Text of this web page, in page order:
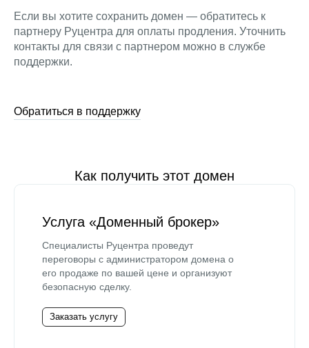
Если вы хотите сохранить домен — обратитесь к
партнеру Руцентра для оплаты продления. Уточнить
контакты для связи с партнером можно в службе
поддержки.
Обратиться в поддержку
Как получить этот домен
Услуга «Доменный брокер»
Специалисты Руцентра проведут
переговоры с администратором домена о
его продаже по вашей цене и организуют
безопасную сделку.
Заказать услугу